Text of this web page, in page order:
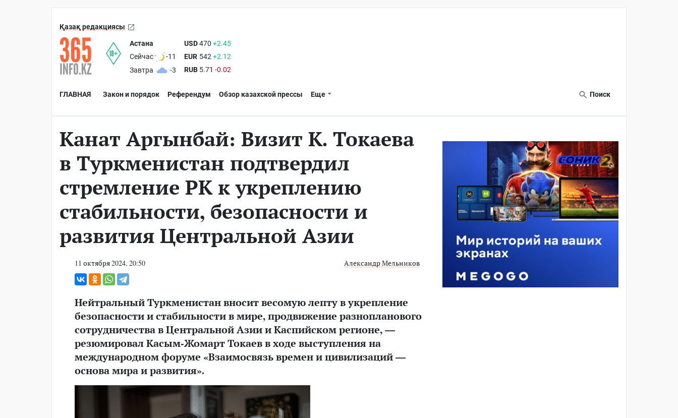
Қазақ редакциясы
Астана
Сейчас
-11
Завтра
-3
USD470 +2.45
EUR 542 +2.12
RUB 5.71 -0.02
ГЛАВНАЯ Закон и порядок Референдум Обзор казахской прессы Еще Поиск
Канат Аргынбай: Визит К. Токаева
в Туркменистан подтвердил
стремление РК к укреплению
стабильности, безопасности и
развития Центральной Азии
11 октября 2024, 20:50 Александр Мельников
Нейтральный Туркменистан вносит весомую лепту в укрепление
безопасности и стабильности в мире, продвижение разнопланового
сотрудничества в Центральной Азии и Каспийском регионе, —
резюмировал Касым-Жомарт Токаев в ходе выступления на
международном форуме «Взаимосвязь времен и цивилизаций —
основа мира и развития».